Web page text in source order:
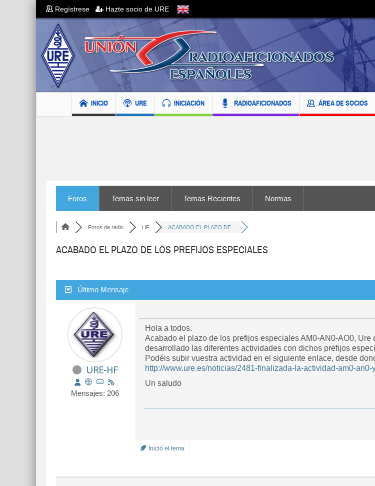
Regístrese Hazte socio de URE
INICIO URE INICIACIÓN RADIOAFICIONADOS ÁREA DE SOCIOS
Foros Temas sin leer Temas Recientes Normas
Foros de radio HF ACABADO EL PLAZO DE...
ACABADO EL PLAZO DE LOS PREFIJOS ESPECIALES
Último Mensaje
URE-HF
Mensajes: 206
Hola a todos.
Acabado el plazo de los prefijos especiales AM0-AN0-AO0,
desarrollado las diferentes actividades con dichos prefijos
Podéis subir vuestra actividad en el siguiente enlace, desde
http://www.ure.es/noticias/2481-finalizada-la-actividad-am0-an0-
Un saludo
Inició el tema